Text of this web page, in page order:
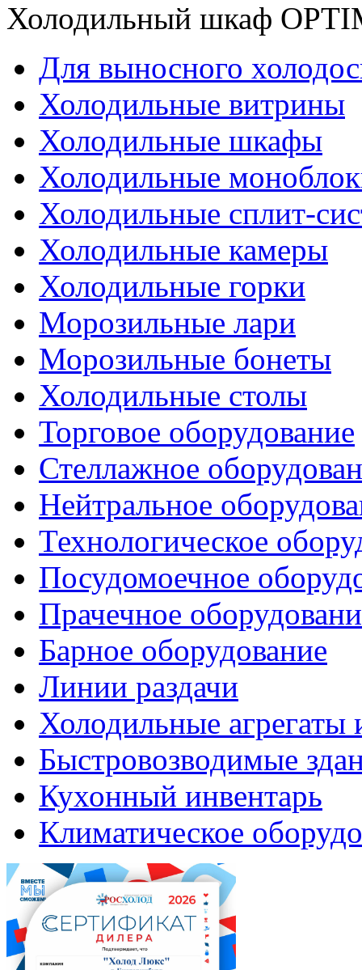
Холодильный шкаф
Для выносного
Холодильные витрины
Холодильные шкафы
Холодильные
Холодильные сплит-
Холодильные камеры
Холодильные горки
Морозильные лари
Морозильные бонеты
Холодильные столы
Торговое оборудование
Стеллажное
Нейтральное
Технологическое
Посудомоечное
Прачечное
Барное оборудование
Линии раздачи
Холодильные агрегаты
Быстровозводимые
Кухонный инвентарь
Климатическое